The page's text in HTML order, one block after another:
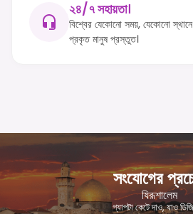
২৪/৭ সহায়তা।
বিশ্বের যেকোনো সময়, যেকোনো
প্রকৃত মানুষ প্রস্তুত।
সংযোগের
যিরূশালেম
গ্যাপটা কেটে দাও, যাও